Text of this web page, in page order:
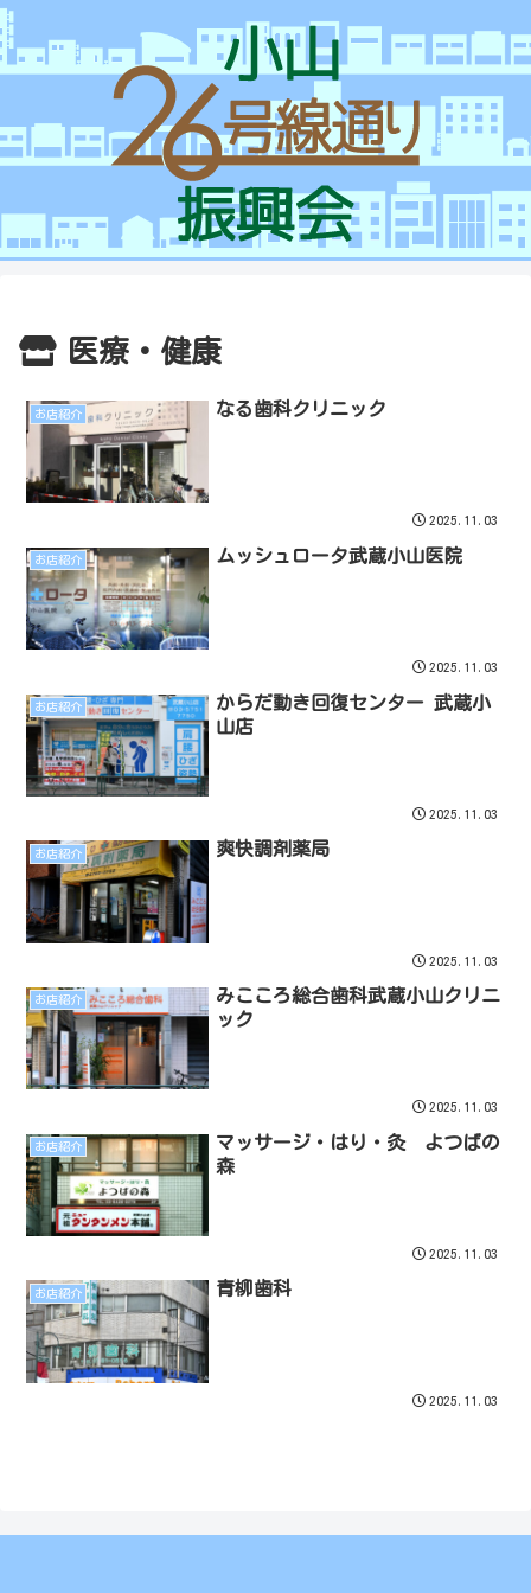
医療・健康
お店紹介 なる歯科クリニック
2025.11.03
お店紹介 ムッシュロータ武蔵小山医院
2025.11.03
お店紹介
からだ動き回復センター 武蔵小
山店
2025.11.03
お店紹介 爽快調剤薬局
2025.11.03
お店紹介
みこころ総合歯科武蔵小山クリニ
ック
2025.11.03
お店紹介
マッサージ・はり・灸 よつばの
森
2025.11.03
お店紹介 青柳歯科
2025.11.03